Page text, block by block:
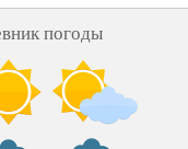
погоды